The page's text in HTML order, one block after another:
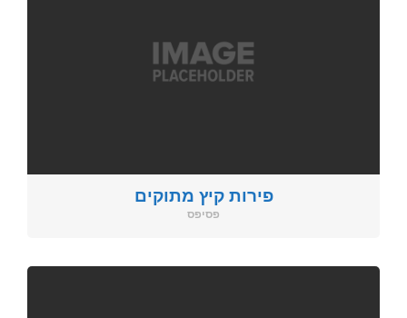
פירות קיץ מתוקים
פסיפס